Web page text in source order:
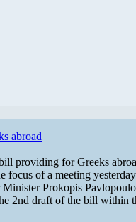
abroad
providing for Greeks
focus of a meeting
Prokopis
2nd draft of the bill within